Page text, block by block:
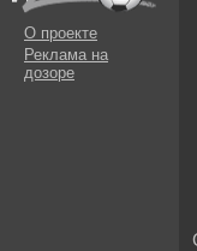
О проекте
Реклама на
дозоре